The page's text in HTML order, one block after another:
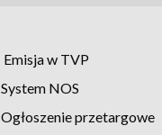
Emisja w TVP
System NOS
Ogłoszenie przetargowe